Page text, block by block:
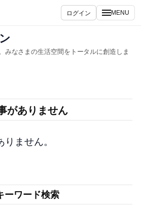
ログイン MENU
みなさまの生活空間をトータルに創造しま
がありません
ません。
ーワード検索